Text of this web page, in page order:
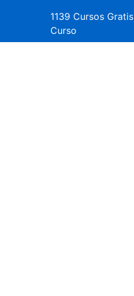
1139 Cursos Gratis
Curso